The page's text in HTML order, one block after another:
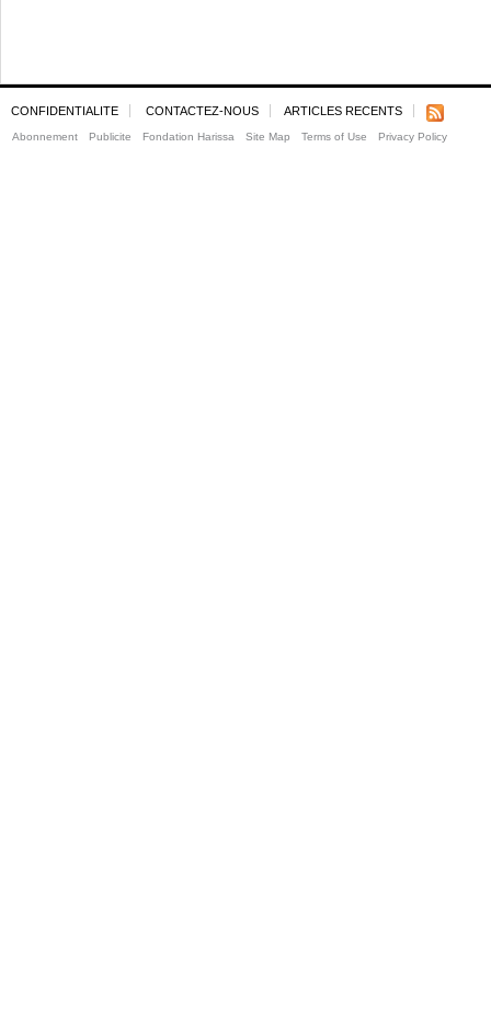
CONFIDENTIALITE CONTACTEZ-NOUS ARTICLES RECENTS
Abonnement Publicite Fondation Harissa Site Map Terms of Use Privacy Policy